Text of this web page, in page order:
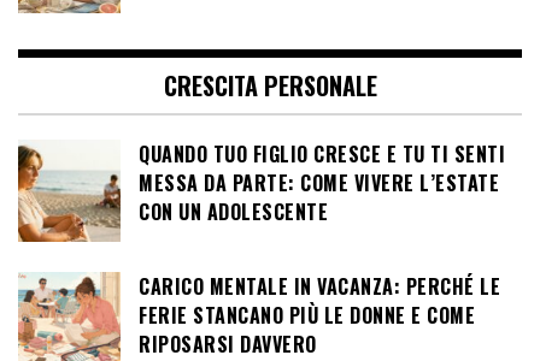
CRESCITA PERSONALE
QUANDO TUO FIGLIO CRESCE E TU TI SENTI
MESSA DA PARTE: COME VIVERE L’ESTATE
CON UN ADOLESCENTE
CARICO MENTALE IN VACANZA: PERCHÉ LE
FERIE STANCANO PIÙ LE DONNE E COME
RIPOSARSI DAVVERO